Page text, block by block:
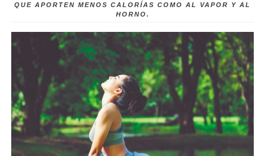
QUE APORTEN MENOS CALORÍAS COMO AL VAPOR Y AL
HORNO.